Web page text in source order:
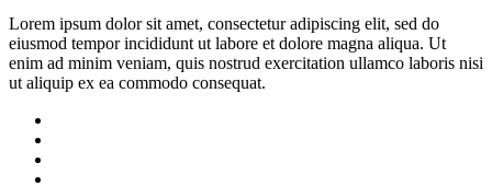
Lorem ipsum dolor sit amet, consectetur adipiscing elit, sed do
eiusmod tempor incididunt ut labore et dolore magna aliqua. Ut
enim ad minim veniam, quis nostrud exercitation ullamco laboris nisi
ut aliquip ex ea commodo consequat.